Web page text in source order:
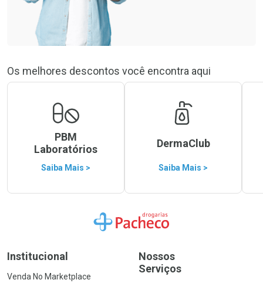
Os melhores descontos você encontra aqui
PBM
Laboratórios
Saiba Mais >
DermaClub
Saiba Mais >
Ir para a Home
Institucional
Venda No Marketplace
Nossos
Serviços